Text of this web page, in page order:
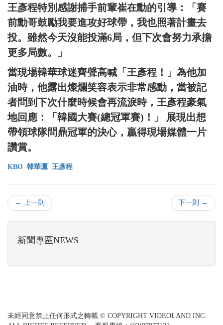
王彥程特別感謝捕手前輩崔在勳的引導：「賽
前勳哥鼓勵我要進攻好球帶，我也照著計畫去
投。雖然今天沒能投滿6局，但下次會努力承擔
更多局數。」
當現場韓華球迷齊聲高喊「王彥程！」為他加
油時，他露出燦爛笑容表示非常感動，當被記
者問到下次什麼時候會再流淚時，王彥程豪氣
地回應：「韓國大賽(總冠軍賽)！」 展現出想
帶領球隊問鼎冠軍的決心，贏得現場媒體一片
讚賞。
KBO 韓華鷹 王彥程
← 上一則 下一則 →
新聞專區NEWS
未經同意禁止任何形式之轉載 © COPYRIGHT VIDEOLAND INC.